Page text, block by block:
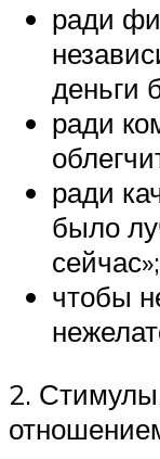
ради
деньги
ради
ради
было
сейчас»;
чтобы
2.